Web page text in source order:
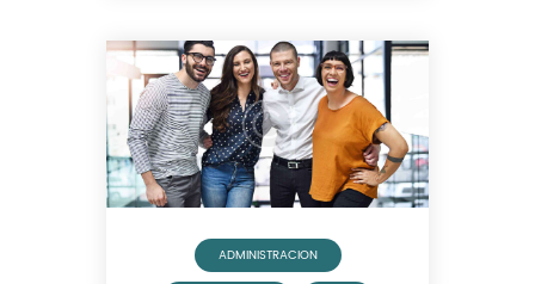
ADMINISTRACION